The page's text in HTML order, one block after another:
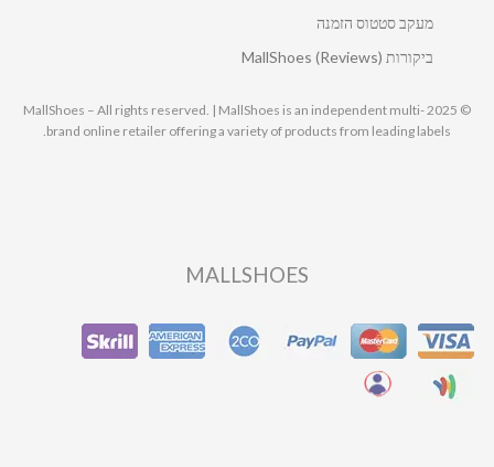
מעקב סטטוס הזמנה
ביקורות MallShoes (Reviews)
© 2025 MallShoes – All rights reserved. | MallShoes is an independent multi-
brand online retailer offering a variety of products from leading labels.
MALLSHOES